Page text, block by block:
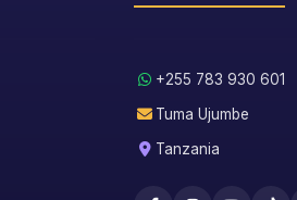
+255 783 930 601
Tuma Ujumbe
Tanzania